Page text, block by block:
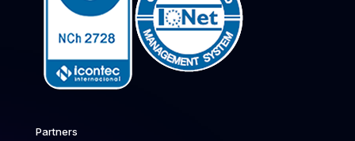
Partners